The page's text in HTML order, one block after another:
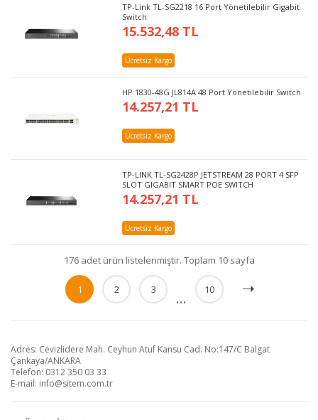
TP-Link TL-SG2218 16 Port Yönetilebilir Gigabit
Switch
15.532,48 TL
Ücretsiz Kargo
HP 1830-48G JL814A 48 Port Yönetilebilir Switch
14.257,21 TL
Ücretsiz Kargo
TP-LINK TL-SG2428P JETSTREAM 28 PORT 4 SFP
SLOT GIGABIT SMART POE SWITCH
14.257,21 TL
Ücretsiz Kargo
176 adet ürün listelenmiştir. Toplam 10 sayfa
1 2 3 ... 10
Adres: Cevizlidere Mah. Ceyhun Atuf Kansu Cad. No:147/C Balgat
Çankaya/ANKARA
Telefon: 0312 350 03 33
E-mail: info@sitem.com.tr